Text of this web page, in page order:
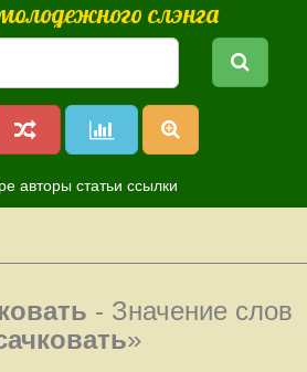
слэнга
авторы статьи ссылки
- Значение слов
»